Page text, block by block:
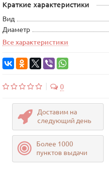
Краткие характеристики
Вид
Диаметр
Все характеристики
0
Доставим на
следующий день
Более 1000
пунктов выдачи